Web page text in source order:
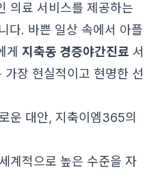
의료 서비스를 제공하는
다. 바쁜 일상 속에서 아플
게 지축동 경증야간진료 서
장 현실적이고 현명한 선
운 대안, 지축이엠365의
계적으로 높은 수준을 자